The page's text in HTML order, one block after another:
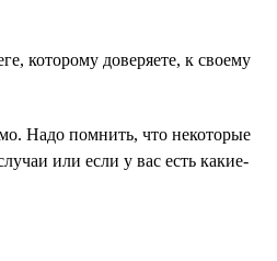
которому доверяете, к своему
Надо помнить, что некоторые
или если у вас есть какие-